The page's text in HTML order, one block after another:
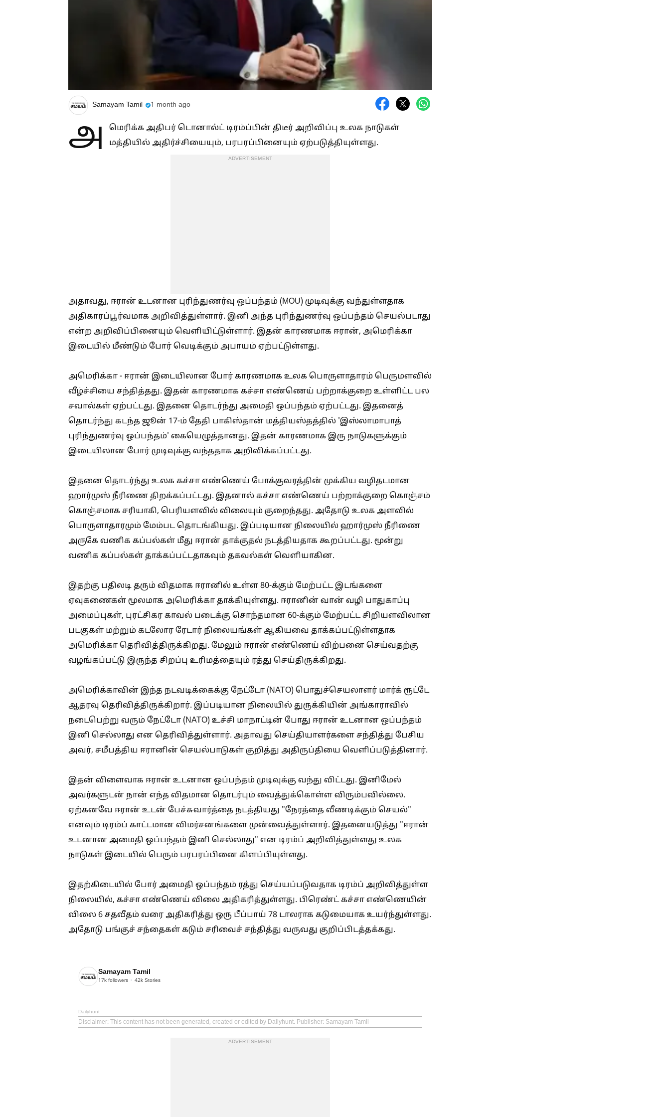
Samayam Tamil 1 month ago
அ
மெரிக்க அதிபர் டொனால்ட் டிரம்ப்பின் திடீர் அறிவிப்பு உலக நாடுகள்
மத்தியில் அதிர்ச்சியையும், பரபரப்பினையும் ஏற்படுத்தியுள்ளது.
ADVERTISEMENT
அதாவது, ஈரான் உடனான புரிந்துணர்வு ஒப்பந்தம் (MOU) முடிவுக்கு வந்துள்ளதாக
அதிகாரப்பூர்வமாக அறிவித்துள்ளார். இனி அந்த புரிந்துணர்வு ஒப்பந்தம் செயல்படாது
என்ற அறிவிப்பினையும் வெளியிட்டுள்ளார். இதன் காரணமாக ஈரான், அமெரிக்கா
இடையில் மீண்டும் போர் வெடிக்கும் அபாயம் ஏற்பட்டுள்ளது.
அமெரிக்கா - ஈரான் இடையிலான போர் காரணமாக உலக பொருளாதாரம் பெருமளவில்
வீழ்ச்சியை சந்தித்தது. இதன் காரணமாக கச்சா எண்ணெய் பற்றாக்குறை உள்ளிட்ட பல
சவால்கள் ஏற்பட்டது. இதனை தொடர்ந்து அமைதி ஒப்பந்தம் ஏற்பட்டது. இதனைத்
தொடர்ந்து கடந்த ஜூன் 17-ம் தேதி பாகிஸ்தான் மத்தியஸ்தத்தில் 'இஸ்லாமாபாத்
புரிந்துணர்வு ஒப்பந்தம்' கையெழுத்தானது. இதன் காரணமாக இரு நாடுகளுக்கும்
இடையிலான போர் முடிவுக்கு வந்ததாக அறிவிக்கப்பட்டது.
இதனை தொடர்ந்து உலக கச்சா எண்ணெய் போக்குவரத்தின் முக்கிய வழிதடமான
ஹார்முஸ் நீரிணை திறக்கப்பட்டது. இதனால் கச்சா எண்ணெய் பற்றாக்குறை கொஞ்சம்
கொஞ்சமாக சரியாகி, பெரியளவில் விலையும் குறைந்தது. அதோடு உலக அளவில்
பொருளாதாரமும் மேம்பட தொடங்கியது. இப்படியான நிலையில் ஹார்முஸ் நீரிணை
அருகே வணிக கப்பல்கள் மீது ஈரான் தாக்குதல் நடத்தியதாக கூறப்பட்டது. மூன்று
வணிக கப்பல்கள் தாக்கப்பட்டதாகவும் தகவல்கள் வெளியாகின.
இதற்கு பதிலடி தரும் விதமாக ஈரானில் உள்ள 80-க்கும் மேற்பட்ட இடங்களை
ஏவுகணைகள் மூலமாக அமெரிக்கா தாக்கியுள்ளது. ஈரானின் வான் வழி பாதுகாப்பு
அமைப்புகள், புரட்சிகர காவல் படைக்கு சொந்தமான 60-க்கும் மேற்பட்ட சிறியளவிலான
படகுகள் மற்றும் கடலோர ரேடார் நிலையங்கள் ஆகியவை தாக்கப்பட்டுள்ளதாக
அமெரிக்கா தெரிவித்திருக்கிறது. மேலும் ஈரான் எண்ணெய் விற்பனை செய்வதற்கு
வழங்கப்பட்டு இருந்த சிறப்பு உரிமத்தையும் ரத்து செய்திருக்கிறது.
அமெரிக்காவின் இந்த நடவடிக்கைக்கு நேட்டோ (NATO) பொதுச்செயலாளர் மார்க் ரூட்டே
ஆதரவு தெரிவித்திருக்கிறார். இப்படியான நிலையில் துருக்கியின் அங்காராவில்
நடைபெற்று வரும் நேட்டோ (NATO) உச்சி மாநாட்டின் போது ஈரான் உடனான ஒப்பந்தம்
இனி செல்லாது என தெரிவித்துள்ளார். அதாவது செய்தியாளர்களை சந்தித்து பேசிய
அவர், சமீபத்திய ஈரானின் செயல்பாடுகள் குறித்து அதிருப்தியை வெளிப்படுத்தினார்.
இதன் விளைவாக ஈரான் உடனான ஒப்பந்தம் முடிவுக்கு வந்து விட்டது. இனிமேல்
அவர்களுடன் நான் எந்த விதமான தொடர்பும் வைத்துக்கொள்ள விரும்பவில்லை.
ஏற்கனவே ஈரான் உடன் பேச்சுவார்த்தை நடத்தியது "நேரத்தை வீணடிக்கும் செயல்"
எனவும் டிரம்ப் காட்டமான விமர்சனங்களை முன்வைத்துள்ளார். இதனையடுத்து "ஈரான்
உடனான அமைதி ஒப்பந்தம் இனி செல்லாது" என டிரம்ப் அறிவித்துள்ளது உலக
நாடுகள் இடையில் பெரும் பரபரப்பினை கிளப்பியுள்ளது.
இதற்கிடையில் போர் அமைதி ஒப்பந்தம் ரத்து செய்யப்படுவதாக டிரம்ப் அறிவித்துள்ள
நிலையில், கச்சா எண்ணெய் விலை அதிகரித்துள்ளது. பிரெண்ட் கச்சா எண்ணெயின்
விலை 6 சதவீதம் வரை அதிகரித்து ஒரு பீப்பாய் 78 டாலராக கடுமையாக உயர்ந்துள்ளது.
அதோடு பங்குச் சந்தைகள் கடும் சரிவைச் சந்தித்து வருவது குறிப்பிடத்தக்கது.
Samayam Tamil
17k followers 42k Stories
Dailyhunt
Disclaimer: This content has not been generated, created or edited by Dailyhunt. Publisher: Samayam Tamil
ADVERTISEMENT